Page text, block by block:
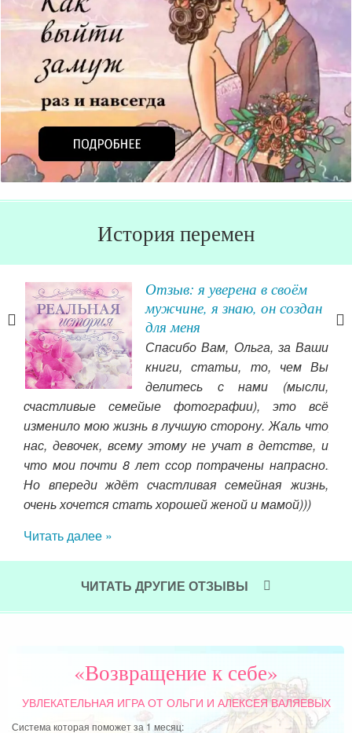
История перемен
Отзыв: я уверена в своём
мужчине, я знаю, он создан
для меня
Спасибо Вам, Ольга, за Ваши
книги, статьи, то, чем Вы
делитесь с нами (мысли,
счастливые семейые фотографии), это всё
изменило мою жизнь в лучшую сторону. Жаль что
нас, девочек, всему этому не учат в детстве, и
что мои почти 8 лет ссор потрачены напрасно.
Но впереди ждёт счастливая семейная жизнь,
очень хочется стать хорошей женой и мамой)))
Читать далее »
ЧИТАТЬ ДРУГИЕ ОТЗЫВЫ
«Возвращение к себе»
УВЛЕКАТЕЛЬНАЯ ИГРАОТ ОЛЬГИ И АЛЕКСЕЯ ВАЛЯЕВЫХ
Система которая поможет за 1 месяц: